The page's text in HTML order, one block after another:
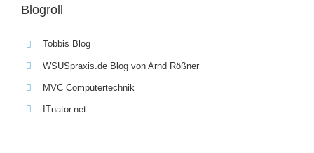
Blogroll
Tobbis Blog
WSUSpraxis.de Blog von Arnd Rößner
MVC Computertechnik
ITnator.net